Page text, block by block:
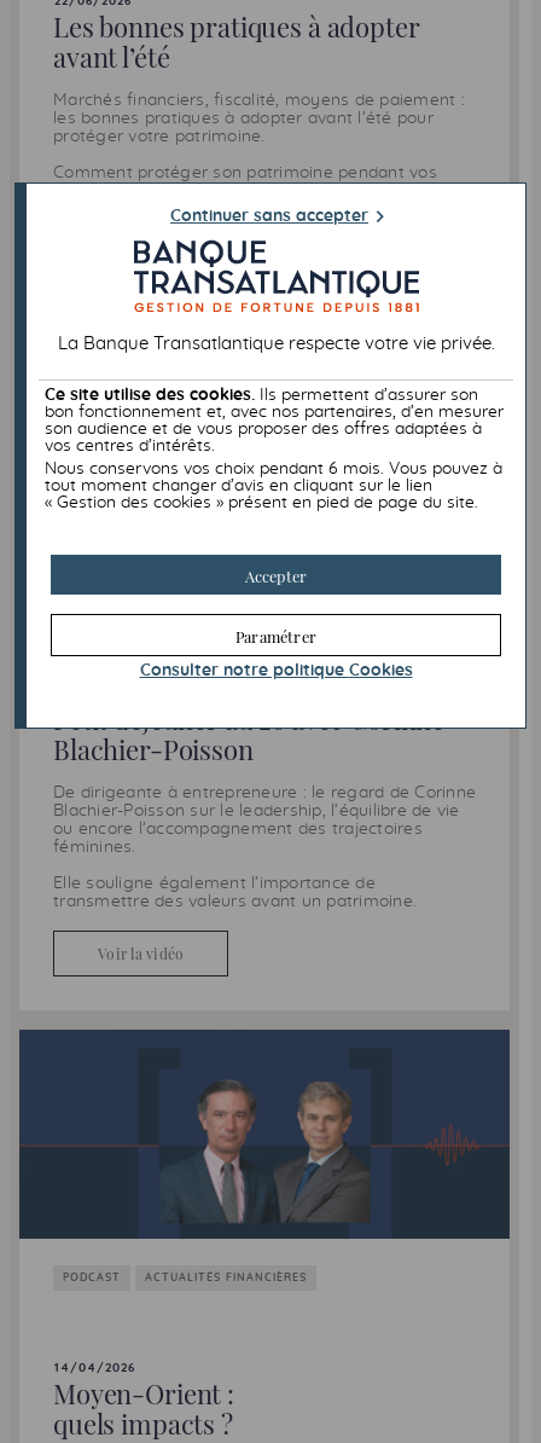
Les bonnes pratiques à adopter
avant l’été
Marchés financiers, fiscalité, moyens de paiement :
les bonnes pratiques à adopter avant l’été pour
protéger votre patrimoine.
Comment protéger son patrimoine pendant vos
Quels moyens de paiement privilégier à l’étranger ?
Lire l'article
Petit déjeuner au 26 avec Corinne
Blachier-Poisson
De dirigeante à entrepreneure : le regard de Corinne
Blachier-Poisson sur le leadership, l’équilibre de vie
ou encore l’accompagnement des trajectoires
féminines.
Elle souligne également l’importance de
transmettre des valeurs avant un patrimoine.
Voir la vidéo
PODCAST ACTUALITÉS FINANCIÈRES
14/04/2026
Moyen-Orient :
quels impacts ?
Continuer sans accepter
La Banque Transatlantique respecte votre vie privée.
Ce site utilise des cookies. Ils permettent d’assurer son
bon fonctionnement et, avec nos partenaires, d’en mesurer
son audience et de vous proposer des offres adaptées à
vos centres d’intérêts.
Nous conservons vos choix pendant 6 mois. Vous pouvez à
tout moment changer d’avis en cliquant sur le lien
« Gestion des cookies » présent en pied de page du site.
Accepter
Paramétrer
Consulter notre politique Cookies